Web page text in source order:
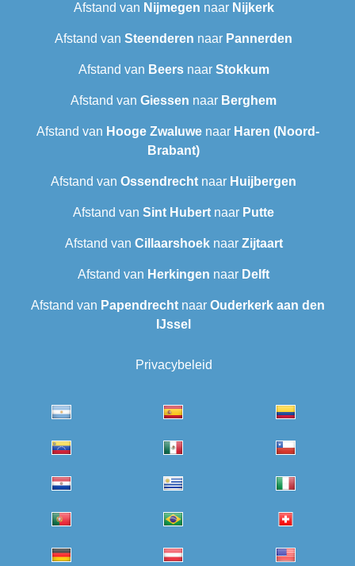
Afstand van Nijmegen naar Nijkerk
Afstand van Steenderen naar Pannerden
Afstand van Beersnaar Stokkum
Afstand van Giessen naar Berghem
Afstand van Hooge Zwaluwenaar Haren (Noord-
Brabant)
Afstand van Ossendrecht naar Huijbergen
Afstand van Sint Hubert naar Putte
Afstand van Cillaarshoeknaar Zijtaart
Afstand van Herkingen naar Delft
Afstand van Papendrechtnaar Ouderkerk aan den
IJssel
Privacybeleid